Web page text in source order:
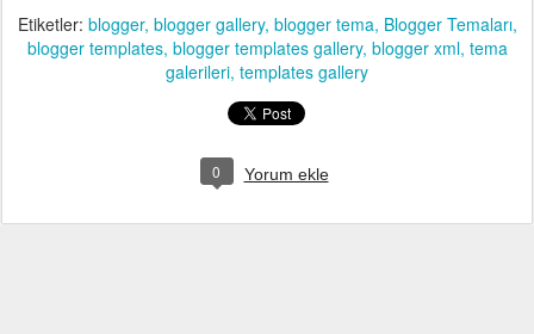
Etiketler: blogger blogger gallery blogger tema Blogger Temaları
blogger templates blogger templates gallery blogger xml tema
galerileri templates gallery
0 Yorum ekle